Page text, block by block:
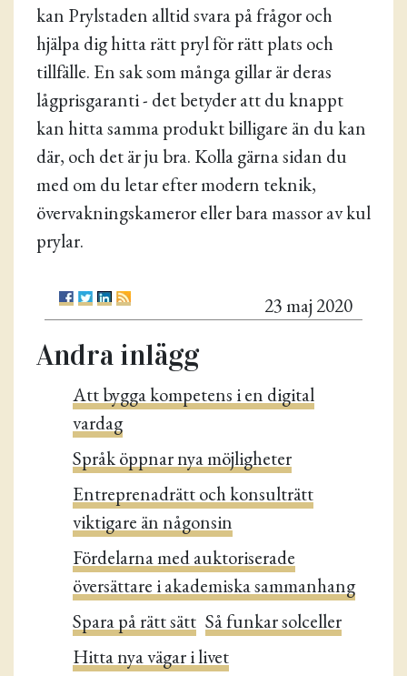
kan Prylstaden alltid svara på frågor och
hjälpa dig hitta rätt pryl för rätt plats och
tillfälle. En sak som många gillar är deras
lågprisgaranti - det betyder att du knappt
kan hitta samma produkt billigare än du kan
där, och det är ju bra. Kolla gärna sidan du
med om du letar efter modern teknik,
övervakningskameror eller bara massor av kul
prylar.
23 maj 2020
Andra inlägg
Att bygga kompetens i en digital
vardag
Språk öppnar nya möjligheter
Entreprenadrätt och konsulträtt
viktigare än någonsin
Fördelarna med auktoriserade
översättare i akademiska sammanhang
Spara på rätt sätt Så funkar solceller
Hitta nya vägar i livet